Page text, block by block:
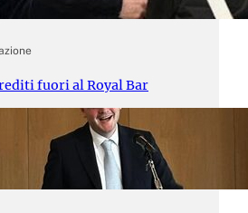
fuori al Royal Bar